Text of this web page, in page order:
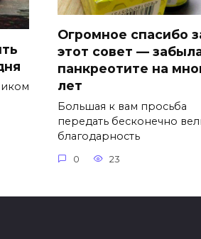
Огромное спасибо
этот совет —
панкреотите на
лет
Большая к вам просьба
передать бесконечно
благодарность
0 23